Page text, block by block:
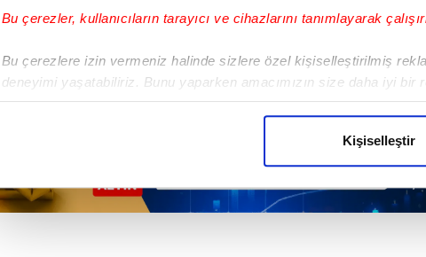
Bu çerezler, kullanıcıların tarayıcı ve cihazlarını tanımlayarak
Bu çerezlere izin vermeniz halinde sizlere özel kişiselleştirilmiş
deneyimi yaşatabiliriz. Bunu yaparken amacımızın size daha iyi
içerikleri sunabilmek adına elimizden gelen çabayı gösterdiğimizi
Her halükârda, kullanıcılar, bu çerezlere izin vermedikleri takdirde,
Sizlere daha iyi bir hizmet sunabilmek için İnternet Sitemizde
Kişiselleştir